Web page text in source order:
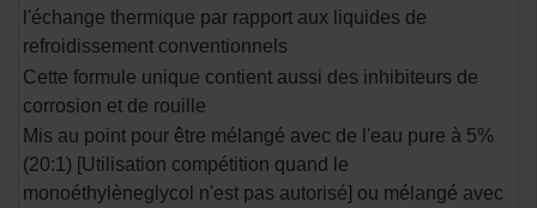
l'échange thermique par rapport aux liquides de
refroidissement conventionnels
Cette formule unique contient aussi des inhibiteurs de
corrosion et de rouille
Mis au point pour être mélangé avec de l'eau pure à 5%
(20:1) [Utilisation compétition quand le
monoéthylèneglycol n'est pas autorisé] ou mélangé avec